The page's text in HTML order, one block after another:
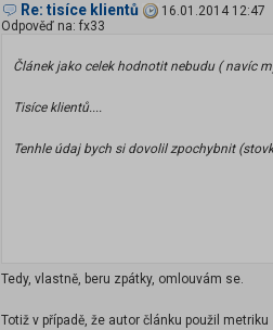
Re: tisíce klientů
16.01.2014 12:47
Odpověď na: fx33
Článek jako celek hodnotit nebudu ( navíc
Tisíce klientů....
Tenhle údaj bych si dovolil zpochybnit
Tedy, vlastně, beru zpátky, omlouvám se.
Totiž v případě, že autor článku použil metriku